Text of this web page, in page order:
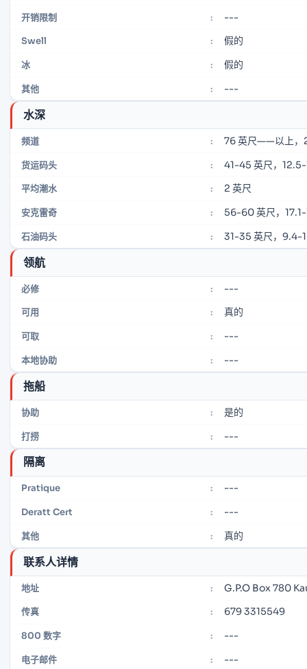
开销限制 : ---
Swell : 假的
冰 : 假的
其他 : ---
水深
频道 : 76 英尺——以上
货运码头 : 41-45 英尺，
平均潮水 : 2 英尺
安克雷奇 : 56-60 英尺，
石油码头 : 31-35 英尺，9.4-
领航
必修 : ---
可用 : 真的
可取 : ---
本地协助 : ---
拖船
协助 : 是的
打捞 : ---
隔离
Pratique : ---
Deratt Cert : ---
其他 : 真的
联系人详情
地址 : G.P.O Box 780
传真 : 679 3315549
800 数字 : ---
电子邮件 : ---